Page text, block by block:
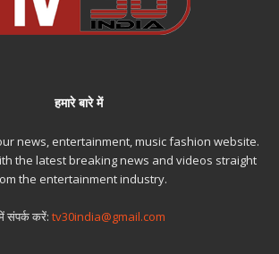
हमारे बारे में
news, entertainment, music fashion website.
the latest breaking news and videos straight
the entertainment industry.
संपर्क करें: tv30india@gmail.com